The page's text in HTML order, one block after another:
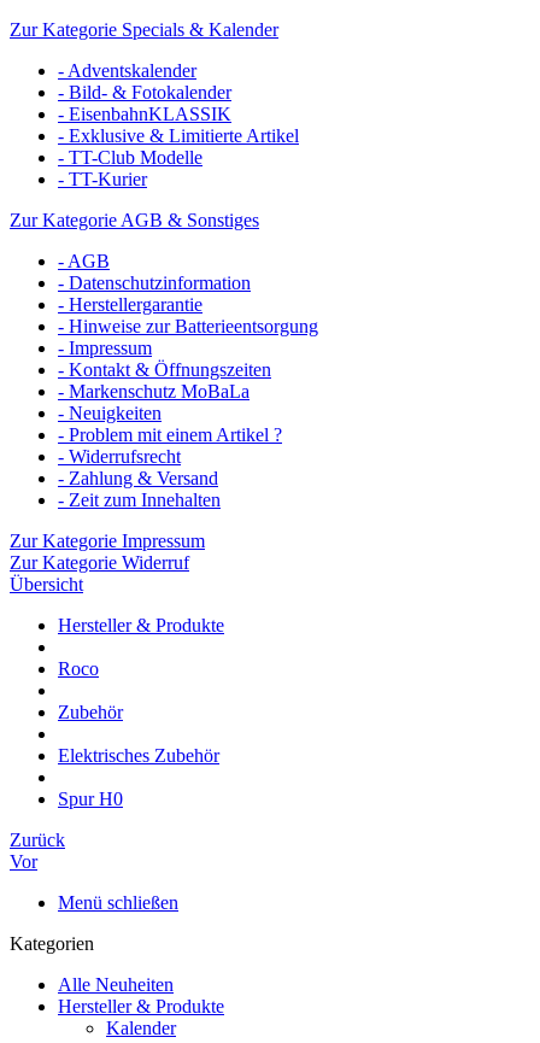
Zur Kategorie Specials & Kalender
- Adventskalender
- Bild- & Fotokalender
- EisenbahnKLASSIK
- Exklusive & Limitierte Artikel
- TT-Club Modelle
- TT-Kurier
Zur Kategorie AGB & Sonstiges
- AGB
- Datenschutzinformation
- Herstellergarantie
- Hinweise zur Batterieentsorgung
- Impressum
- Kontakt & Öffnungszeiten
- Markenschutz MoBaLa
- Neuigkeiten
- Problem mit einem Artikel ?
- Widerrufsrecht
- Zahlung & Versand
- Zeit zum Innehalten
Zur Kategorie Impressum
Zur Kategorie Widerruf
Übersicht
Hersteller & Produkte
Roco
Zubehör
Elektrisches Zubehör
Spur H0
Zurück
Vor
Menü schließen
Kategorien
Alle Neuheiten
Hersteller & Produkte
Kalender